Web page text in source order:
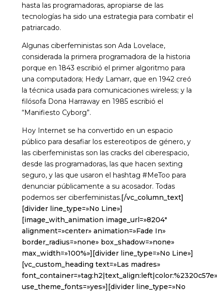
hasta las programadoras, apropiarse de las
tecnologías ha sido una estrategia para combatir el
patriarcado.
Algunas ciberfeministas son Ada Lovelace,
considerada la primera programadora de la historia
porque en 1843 escribió el primer algoritmo para
una computadora; Hedy Lamarr, que en 1942 creó
la técnica usada para comunicaciones wireless; y la
filósofa Dona Harraway en 1985 escribió el
“Manifiesto Cyborg”.
Hoy Internet se ha convertido en un espacio
público para desafiar los estereotipos de género, y
las ciberfeministas son las cracks del ciberespacio,
desde las programadoras, las que hacen sexting
seguro, y las que usaron el hashtag #MeToo para
denunciar públicamente a su acosador. Todas
podemos ser ciberfeministas. [/vc_column_text]
[divider line_type=»No Line»]
[image_with_animation image_url=»8204″
alignment=»center» animation=»Fade In»
border_radius=»none» box_shadow=»none»
max_width=»100%»][divider line_type=»No Line»]
[vc_custom_heading text=»Las madres»
font_container=»tag:h2|text_align:left|color:%2320c57e»
use_theme_fonts=»yes»][divider line_type=»No